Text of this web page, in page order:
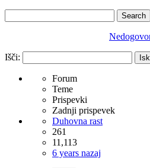
Išči:
Forum
Teme
Prispevki
Zadnji prispevek
Duhovna rast
261
11,113
6 years nazaj